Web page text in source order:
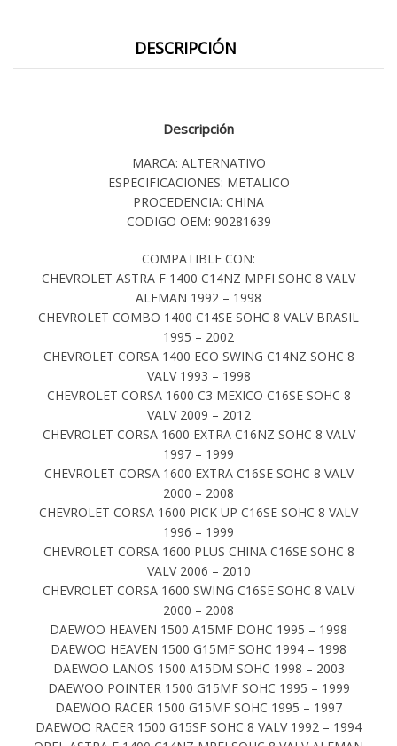
DESCRIPCIÓN
Descripción
MARCA: ALTERNATIVO
ESPECIFICACIONES: METALICO
PROCEDENCIA: CHINA
CODIGO OEM: 90281639
COMPATIBLE CON:
CHEVROLET ASTRA F 1400 C14NZ MPFI SOHC 8 VALV
ALEMAN 1992 – 1998
CHEVROLET COMBO 1400 C14SE SOHC 8 VALV BRASIL
1995 – 2002
CHEVROLET CORSA 1400 ECO SWING C14NZ SOHC 8
VALV 1993 – 1998
CHEVROLET CORSA 1600 C3 MEXICO C16SE SOHC 8
VALV 2009 – 2012
CHEVROLET CORSA 1600 EXTRA C16NZ SOHC 8 VALV
1997 – 1999
CHEVROLET CORSA 1600 EXTRA C16SE SOHC 8 VALV
2000 – 2008
CHEVROLET CORSA 1600 PICK UP C16SE SOHC 8 VALV
1996 – 1999
CHEVROLET CORSA 1600 PLUS CHINA C16SE SOHC 8
VALV 2006 – 2010
CHEVROLET CORSA 1600 SWING C16SE SOHC 8 VALV
2000 – 2008
DAEWOO HEAVEN 1500 A15MF DOHC 1995 – 1998
DAEWOO HEAVEN 1500 G15MF SOHC 1994 – 1998
DAEWOO LANOS 1500 A15DM SOHC 1998 – 2003
DAEWOO POINTER 1500 G15MF SOHC 1995 – 1999
DAEWOO RACER 1500 G15MF SOHC 1995 – 1997
DAEWOO RACER 1500 G15SF SOHC 8 VALV 1992 – 1994